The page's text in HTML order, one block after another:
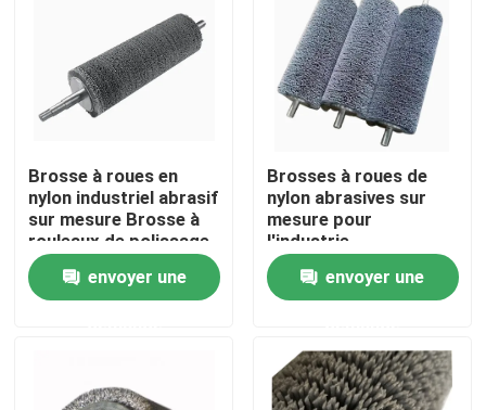
Aperçu
Produits
Visite d'usine
Brosse à roues en
nylon industriel abrasif
sur mesure Brosse à
rouleaux de polissage
abrasif Brosse à
spirale envoyer une
Brosses à roues de
nylon abrasives sur
mesure pour
l'industrie
envoyer une